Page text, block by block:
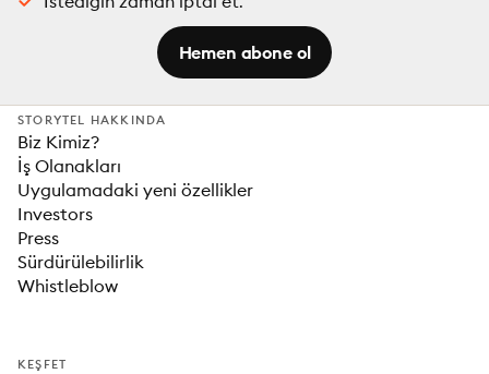
Hemen abone ol
STORYTEL HAKKINDA
Biz Kimiz?
İş Olanakları
Uygulamadaki yeni özellikler
Investors
Press
Sürdürülebilirlik
Whistleblow
KEŞFET